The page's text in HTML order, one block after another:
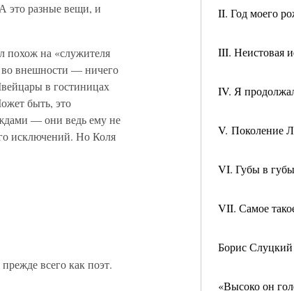
II. Год моего
III. Неистовая
IV. Я
V. Поколение
VI. Губы в губы
VII. Самое
Борис
«Высоко он
это разные вещи, и
похож на «служителя
во внешности — ничего
в гостиницах
быть, это
— они ведь ему не
исключений. Но Коля
всего как поэт.